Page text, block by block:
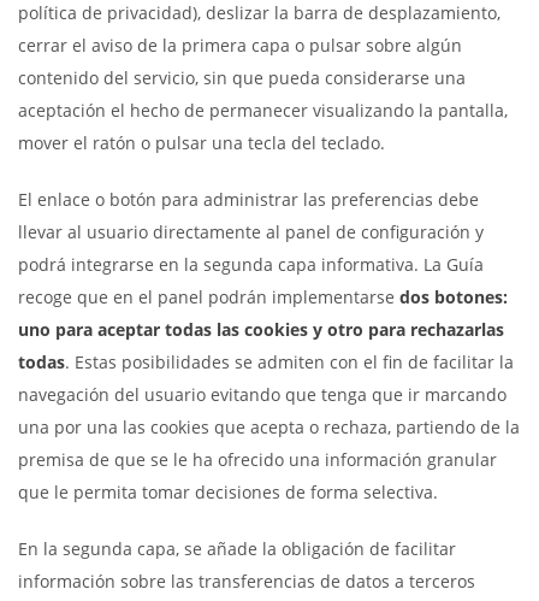
política de privacidad), deslizar la barra de desplazamiento,
cerrar el aviso de la primera capa o pulsar sobre algún
contenido del servicio, sin que pueda considerarse una
aceptación el hecho de permanecer visualizando la pantalla,
mover el ratón o pulsar una tecla del teclado.
El enlace o botón para administrar las preferencias debe
llevar al usuario directamente al panel de configuración y
podrá integrarse en la segunda capa informativa. La Guía
recoge que en el panel podrán implementarse dos botones:
uno para aceptar todas las cookies y otro para rechazarlas
todas. Estas posibilidades se admiten con el fin de facilitar la
navegación del usuario evitando que tenga que ir marcando
una por una las cookies que acepta o rechaza, partiendo de la
premisa de que se le ha ofrecido una información granular
que le permita tomar decisiones de forma selectiva.
En la segunda capa, se añade la obligación de facilitar
información sobre las transferencias de datos a terceros